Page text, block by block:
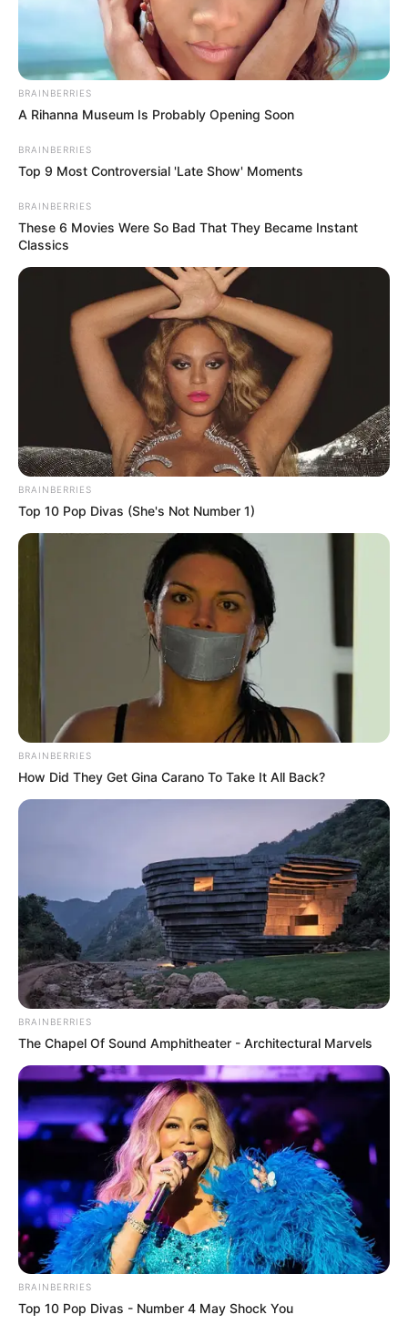
Miehlen gibt, dann liegt Miehlen in Rheinland-Pfalz.
Alle eingetragenen Ausflugsziele sind sofort online.
Gegen Gesetze verstoßende Einträge sowie
Weiteren liegt die Entscheidung über die Löschung bzw.
die Veröffentlichung von Beiträgen und die Verlinkung von
Ferienwohnungen, Ferienhäuser und Unterkünfte gibt
es unterwww.tourist-online.de
Wäre es nicht besser, wenn sich die Präsidenten und
Generäle mit Knüppeln gegenseitig erschlagen würden,
statt mit ihren Herdenarmeen so viele andere Menschen
weitere Kalauer
Quermania folgen: Impressum & Kontakt
Smartphone Startseite
Suchen:
Auf einigen Seiten dieses Projektes sind Affiliate-
Angebote integriert. Wenn etwas darüber gebucht oder
gekauft wird, ist das eine Unterstützung, ohne dass sich
dadurch der Preis ändert.
BRAINBERRIES
A Rihanna Museum Is Probably Opening Soon
BRAINBERRIES
Top 9 Most Controversial 'Late Show' Moments
BRAINBERRIES
These 6 Movies Were So Bad That They Became Instant
Classics
BRAINBERRIES
Top 10 Pop Divas (She's Not Number 1)
BRAINBERRIES
How Did They Get Gina Carano To Take It All Back?
BRAINBERRIES
The Chapel Of Sound Amphitheater - Architectural Marvels
BRAINBERRIES
Top 10 Pop Divas - Number 4 May Shock You